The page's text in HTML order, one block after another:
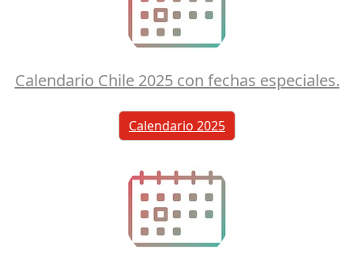
Calendario Chile 2025 con fechas especiales.
Calendario 2025